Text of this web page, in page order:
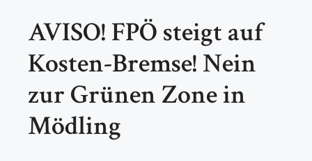
AVISO! FPÖ steigt auf
Kosten-Bremse! Nein
zur Grünen Zone in
Mödling